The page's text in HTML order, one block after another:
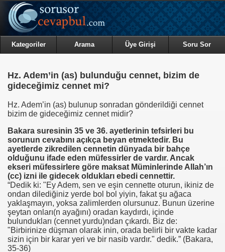
Kategoriler Arama Üye Girişi Soru Sor
Hz. Adem’in (as) bulunduğu cennet, bizim de
gideceğimiz cennet mi?
Hz. Adem’in (as) bulunup sonradan gönderildiği cennet
bizim de gideceğimiz cennet midir?
Bakara suresinin 35 ve 36. ayetlerinin tefsirleri bu
sorunun cevabını açıkça beyan etmektedir. Bu
ayetlerde zikredilen cennetin dünyada bir bahçe
olduğunu ifade eden müfessirler de vardır. Ancak
ekseri müfessirlere göre maksat Müminlerinde Allah’ın
(cc) izni ile gidecek oldukları ebedi cennettir.
“Dedik ki: "Ey Adem, sen ve eşin cennette oturun, ikiniz de
ondan dilediğiniz yerde bol bol yiyin, fakat şu ağaca
yaklaşmayın, yoksa zalimlerden olursunuz. Bunun üzerine
şeytan onları(n ayağını) oradan kaydırdı, içinde
bulundukları (cennet yurdu)ndan çıkardı. Biz de:
"Birbirinize düşman olarak inin, orada belirli bir vakte kadar
sizin için bir karar yeri ve bir nasib vardır." dedik.” (Bakara,
35-36)